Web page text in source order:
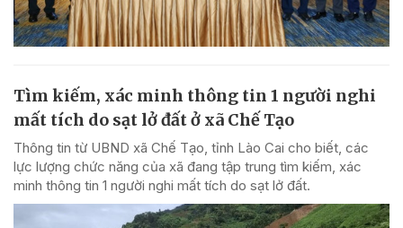
Tìm kiếm, xác minh thông tin 1 người nghi
mất tích do sạt lở đất ở xã Chế Tạo
Thông tin từ UBND xã Chế Tạo, tỉnh Lào Cai cho biết, các
lực lượng chức năng của xã đang tập trung tìm kiếm, xác
minh thông tin 1 người nghi mất tích do sạt lở đất.